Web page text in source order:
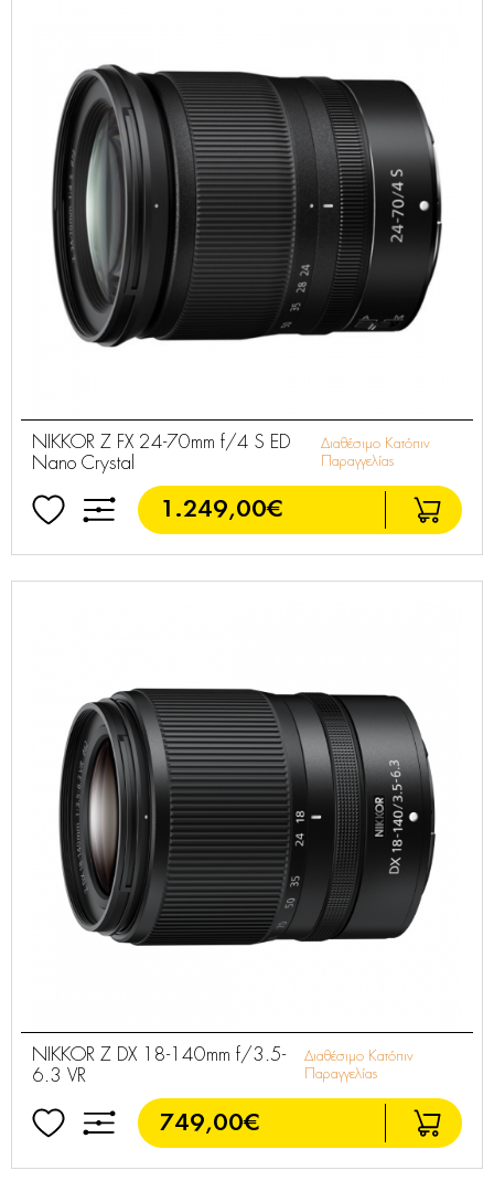
NIKKOR Z FX 24-70mm f/4 S ED
Nano Crystal
Διαθέσιμο Κατόπιν
Παραγγελίας
1.249,00€
NIKKOR Z DX 18-140mm f/3.5-
6.3 VR
Διαθέσιμο Κατόπιν
Παραγγελίας
749,00€